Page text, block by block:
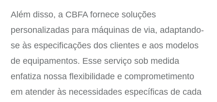
Além disso, a CBFA fornece soluções
personalizadas para máquinas de via, adaptando-
se às especificações dos clientes e aos modelos
de equipamentos. Esse serviço sob medida
enfatiza nossa flexibilidade e comprometimento
em atender às necessidades específicas de cada